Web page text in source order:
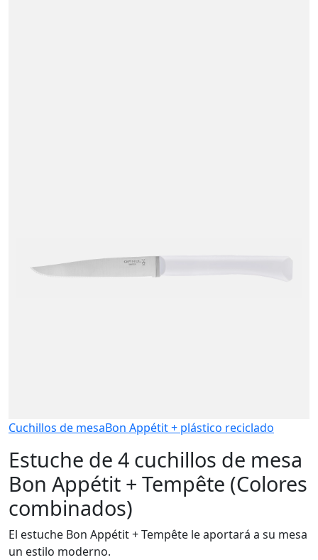
Cuchillos de mesaBon Appétit + plástico reciclado
Estuche de 4 cuchillos de mesa
Bon Appétit + Tempête (Colores
combinados)
El estuche Bon Appétit + Tempête le aportará a su mesa
un estilo moderno.